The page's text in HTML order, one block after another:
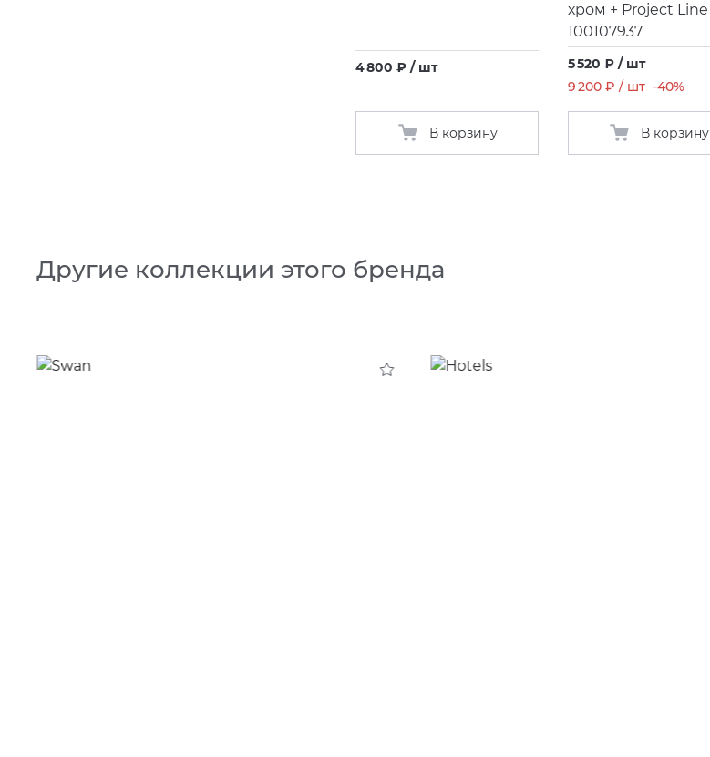
4 800 ₽ / шт
В корзину
хром + Project Line
100107937
5 520 ₽ / шт
9 200 ₽ / шт -40%
В корзину
Другие коллекции этого бренда